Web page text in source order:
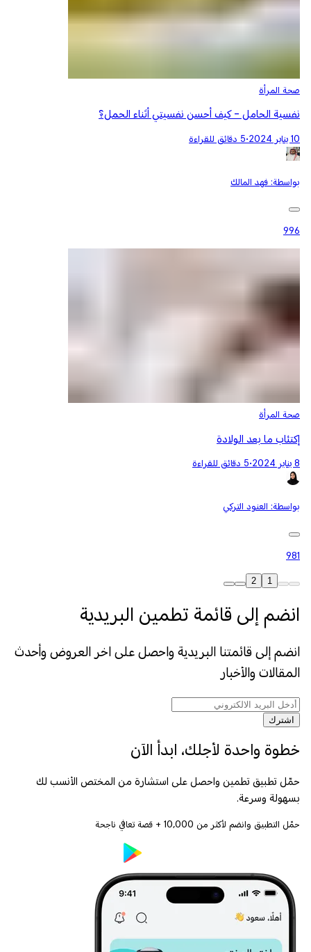
صحة المرأة
نفسية الحامل - كيف أحسن نفسيتي أثناء الحمل؟
10 يناير 2024 •5 دقائق للقراءة
بواسطة: فهد المالك
996
صحة المرأة
إكتئاب ما بعد الولادة
8 يناير 2024 •5 دقائق للقراءة
بواسطة: العنود التركي
981
1
2
انضم إلى قائمة تطمين البريدية
انضم إلى قائمتنا البريدية واحصل على اخر العروض وأحدث
المقالات والأخبار
اشترك
خطوة واحدة لأجلك، ابدأ الآن
حمّل تطبيق تطمين واحصل على استشارة من المختص الأنسب لك
بسهولة وسرعة.
حمّل التطبيق وانضم لأكثر من 10,000 + قصة تعافي ناجحة